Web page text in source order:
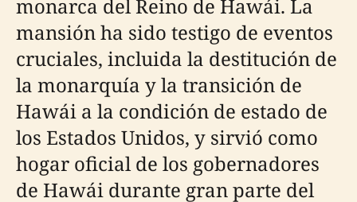
monarca del Reino de Hawái. La
mansión ha sido testigo de eventos
cruciales, incluida la destitución de
la monarquía y la transición de
Hawái a la condición de estado de
los Estados Unidos, y sirvió como
hogar oficial de los gobernadores
de Hawái durante gran parte del